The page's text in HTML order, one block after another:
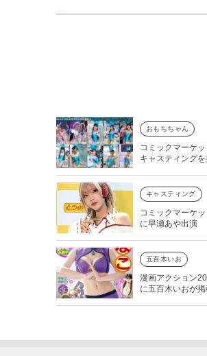
おもちちゃん
コミックマーケ
キャスティングを
キャスティング
コミックマーケ
に早瀬あや出演
五百木いお
漫画アクション
に五百木いおが